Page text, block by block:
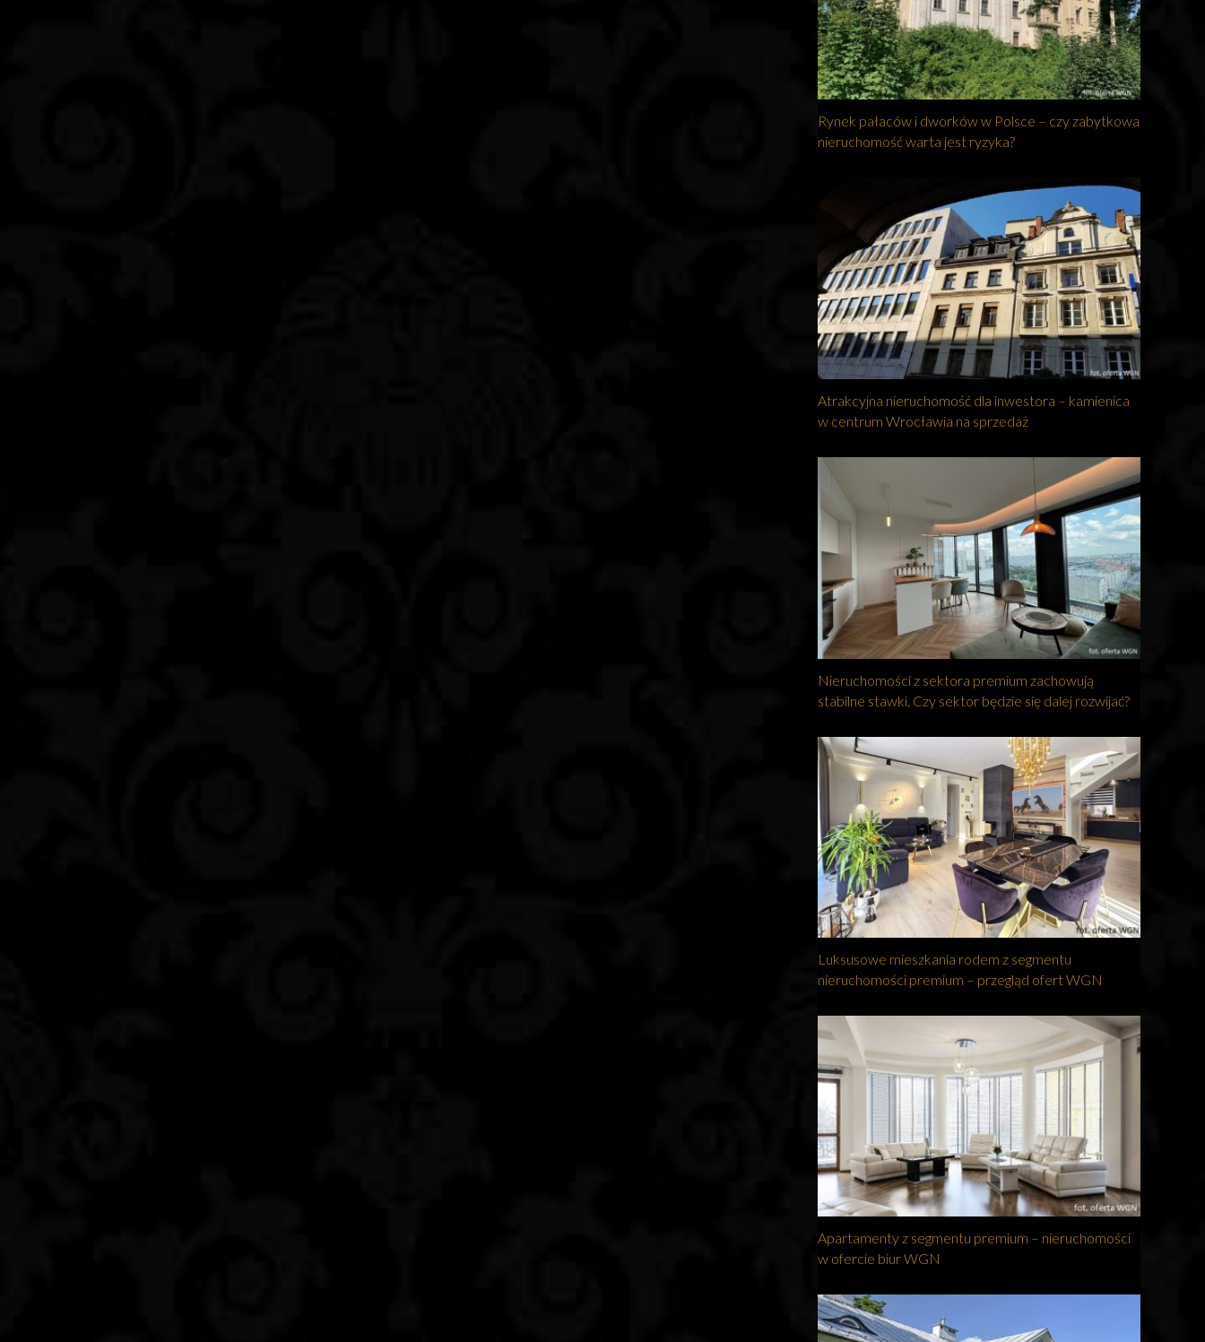
Rynek pałaców i dworków w Polsce – czy zabytkowa
nieruchomość warta jest ryzyka?
Atrakcyjna nieruchomość dla inwestora – kamienica
w centrum Wrocławia na sprzedaż
Nieruchomości z sektora premium zachowują
stabilne stawki. Czy sektor będzie się dalej rozwijać?
Luksusowe mieszkania rodem z segmentu
nieruchomości premium – przegląd ofert WGN
Apartamenty z segmentu premium – nieruchomości
w ofercie biur WGN